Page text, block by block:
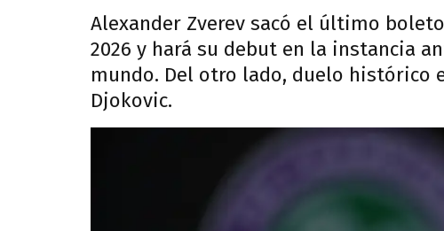
Alexander Zverev sacó el último
2026 y hará su debut en la instancia
mundo. Del otro lado, duelo histórico
Djokovic.